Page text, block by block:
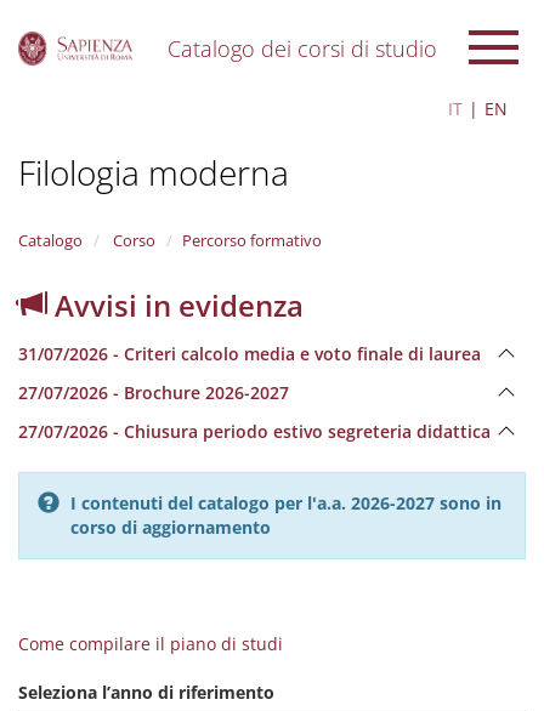
Catalogo dei corsi di studio
IT EN
Filologia moderna
Catalogo Corso Percorso formativo
Avvisi in evidenza
31/07/2026 - Criteri calcolo media e voto finale di laurea
27/07/2026 - Brochure 2026-2027
27/07/2026 - Chiusura periodo estivo segreteria didattica
I contenuti del catalogo per l'a.a. 2026-2027 sono in
corso di aggiornamento
Come compilare il piano di studi
Seleziona l’anno di riferimento